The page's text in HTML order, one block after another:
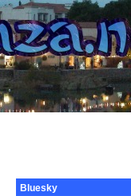
Bluesky